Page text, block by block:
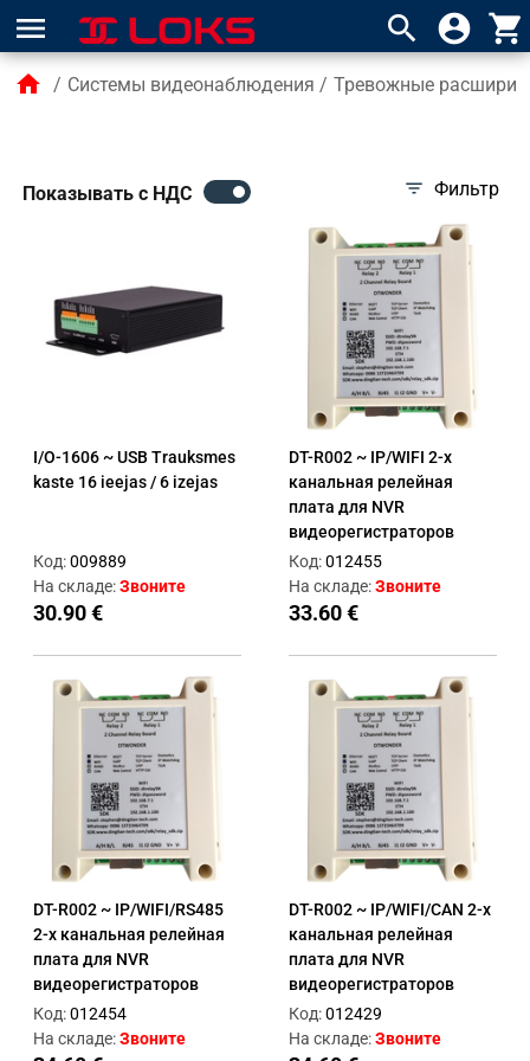
menu search account_circle shopping_cart
home / Системы видеонаблюдения / Тревожные
filter_list Фильтр
Показывать с НДС
I/O-1606 ~ USB Trauksmes
kaste 16 ieejas / 6 izejas
Код:009889
На складе:Звоните
30.90 €
DT-R002 ~ IP/WIFI 2-х
канальная релейная
плата для NVR
видеорегистраторов
Код:012455
На складе:Звоните
33.60 €
DT-R002 ~ IP/WIFI/RS485
2-х канальная релейная
плата для NVR
видеорегистраторов
Код:012454
На складе:Звоните
DT-R002 ~ IP/WIFI/CAN 2-х
канальная релейная
плата для NVR
видеорегистраторов
Код:012429
На складе:Звоните